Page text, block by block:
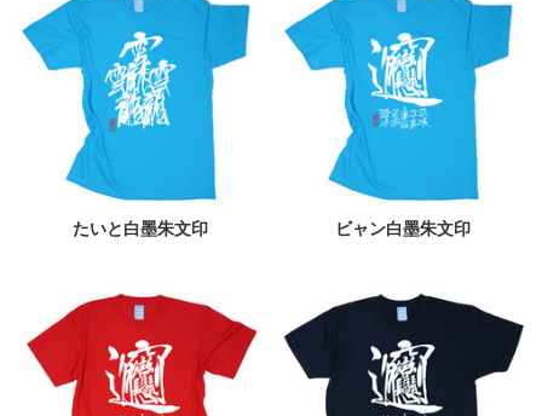
たいと白墨朱文印 ビャン白墨朱文印